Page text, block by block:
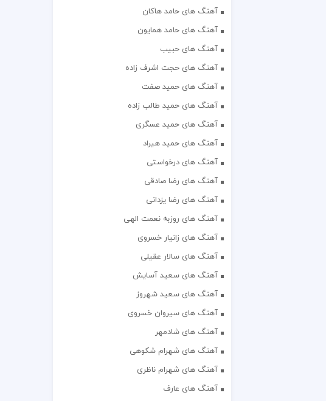
آهنگ های حامد هاکان
آهنگ های حامد همایون
آهنگ های حبیب
آهنگ های حجت اشرف زاده
آهنگ های حمید صفت
آهنگ های حمید طالب زاده
آهنگ های حمید عسگری
آهنگ های حمید هیراد
آهنگ های درخواستی
آهنگ های رضا صادقی
آهنگ های رضا یزدانی
آهنگ های روزبه نعمت الهی
آهنگ های زانیار خسروی
آهنگ های سالار عقیلی
آهنگ های سعید آسایش
آهنگ های سعید شهروز
آهنگ های سیروان خسروی
آهنگ های شادمهر
آهنگ های شهرام شکوهی
آهنگ های شهرام ناظری
آهنگ های عارف